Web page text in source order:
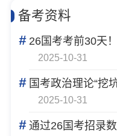
备考资料
#26国考考前30天
2025-10-31
#国考政治理论“挖
2025-10-31
#通过26国考招录